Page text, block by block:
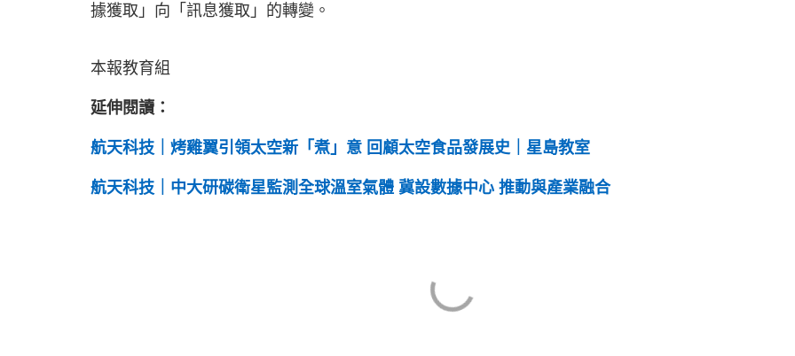
據獲取」向「訊息獲取」的轉變。
本報教育組
延伸閱讀：
航天科技｜烤雞翼引領太空新「煮」意 回顧太空食品發展史｜星島教室
航天科技｜中大研碳衛星監測全球溫室氣體 冀設數據中心 推動與產業融合